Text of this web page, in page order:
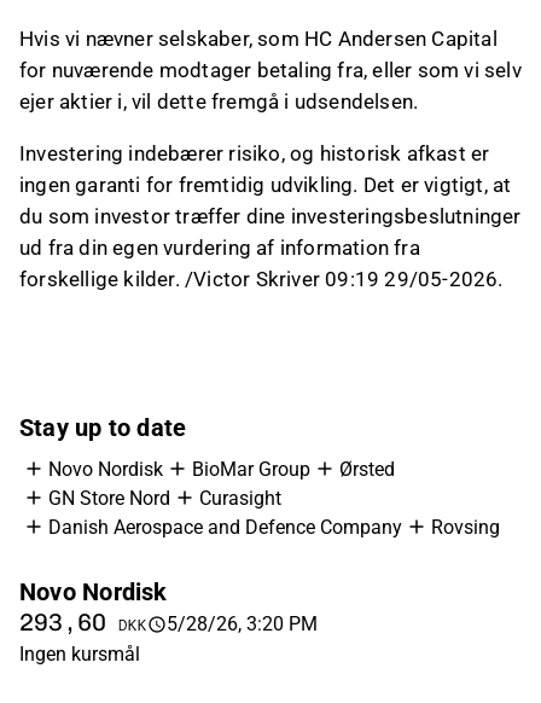
Hvis vi nævner selskaber, som HC Andersen Capital
for nuværende modtager betaling fra, eller som vi selv
ejer aktier i, vil dette fremgå i udsendelsen.
Investering indebærer risiko, og historisk afkast er
ingen garanti for fremtidig udvikling. Det er vigtigt, at
du som investor træffer dine investeringsbeslutninger
ud fra din egen vurdering af information fra
forskellige kilder. /Victor Skriver 09:19 29/05-2026.
Stay up to date
Novo Nordisk BioMar Group
Ørsted
GN Store Nord
Curasight
Danish Aerospace and Defence Company
Rovsing
Novo Nordisk
293,60 DKK
5/28/26, 3:20 PM
Ingen kursmål